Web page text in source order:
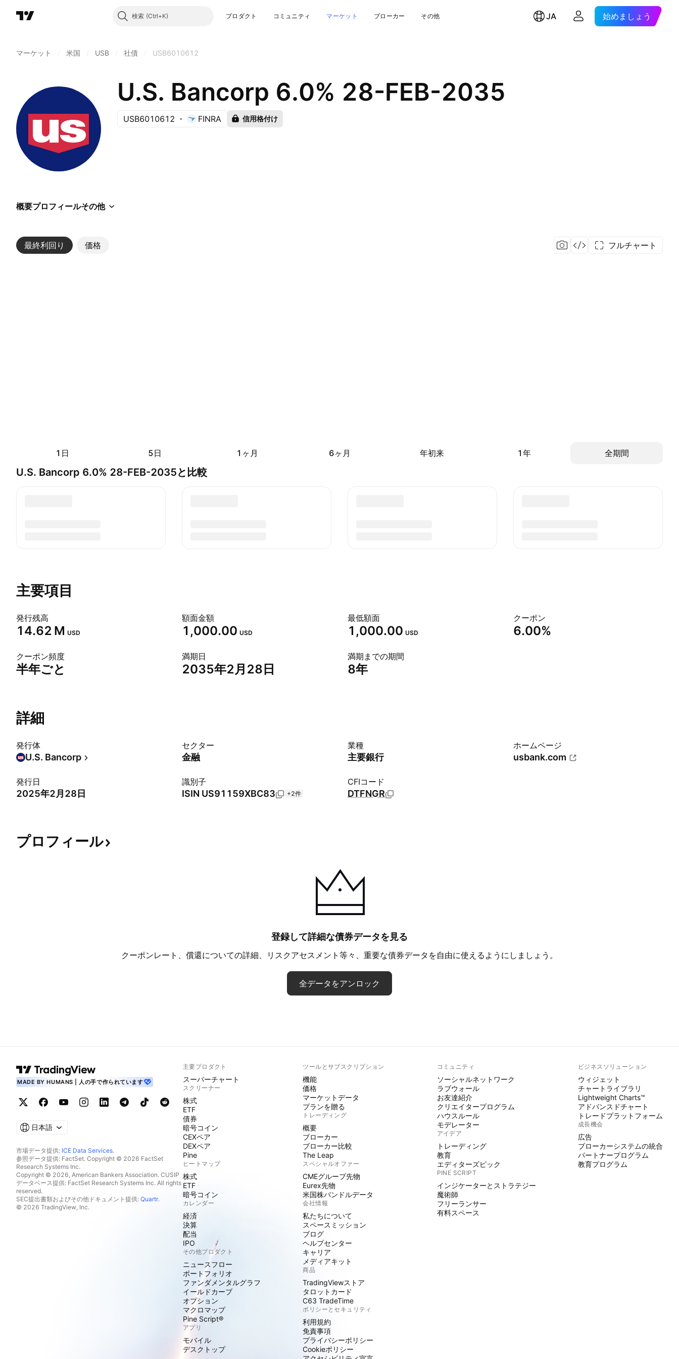
検索 プロダクト コミュニティ マーケット ブローカー その他 JA 始めましょう
マーケット 米国 USB 社債 USB6010612
U.S. Bancorp 6.0% 28-FEB-2035
USB6010612 FINRA 信用格付け
概要プロフィールその他
最終利回り 価格
その他 フルチャート
1日 5日 1ヶ月 6ヶ月 年初来 1年 全期間
U.S. Bancorp 6.0% 28-FEB-2035と比較
主要項目
発行残高
‪14.62 M‬ USD
額面金額
1,000.00 USD
最低額面
1,000.00 USD
クーポン
6.00%
クーポン頻度
半年ごと
満期日
2035年2月28日
満期までの期間
8年
詳細
発行体
U.S. Bancorp
セクター
金融
業種
主要銀行
ホームページ
usbank.com
発行日
2025年2月28日
識別子
ISIN US91159XBC83 +2件
CFIコード
DTFNGR
プロフィール
登録して詳細な債券データを見る
クーポンレート、償還についての詳細、リスクアセスメント等々、重要な債券データを自由に使えるようにしましょう。
全データをアンロック
MADE BY HUMANS | 人の手で作られています
日本語
市場データ提供: ICE Data Services.
参照データ提供: FactSet. Copyright © 2026 FactSet
Research Systems Inc.
Copyright © 2026, American Bankers Association. CUSIP
データベース提供: FactSet Research Systems Inc. All rights
reserved.
SEC提出書類およびその他ドキュメント提供: Quartr.
© 2026 TradingView, Inc.
主要プロダクト
スーパーチャート
スクリーナー
株式
ETF
債券
暗号コイン
CEXペア
DEXペア
Pine
ヒートマップ
株式
ETF
暗号コイン
カレンダー
経済
決算
配当
IPO
その他プロダクト
ニュースフロー
ポートフォリオ
ファンダメンタルグラフ
イールドカーブ
オプション
マクロマップ
Pine Script®
アプリ
モバイル
デスクトップ
ツールとサブスクリプション
機能
価格
マーケットデータ
プランを贈る
トレーディング
概要
ブローカー
ブローカー比較
The Leap
スペシャルオファー
CMEグループ先物
Eurex先物
米国株バンドルデータ
会社情報
私たちについて
スペースミッション
ブログ
ヘルプセンター
キャリア
メディアキット
商品
TradingViewストア
タロットカード
C63 TradeTime
ポリシーとセキュリティ
利用規約
免責事項
プライバシーポリシー
Cookieポリシー
コミュニティ
ソーシャルネットワーク
ラブウォール
お友達紹介
クリエイタープログラム
ハウスルール
モデレーター
アイデア
トレーディング
教育
エディターズピック
PINE SCRIPT
インジケーターとストラテジー
魔術師
フリーランサー
有料スペース
ビジネスソリューション
ウィジェット
チャートライブラリ
Lightweight Charts™
アドバンスドチャート
トレードプラットフォーム
成長機会
広告
ブローカーシステムの統合
パートナープログラム
教育プログラム